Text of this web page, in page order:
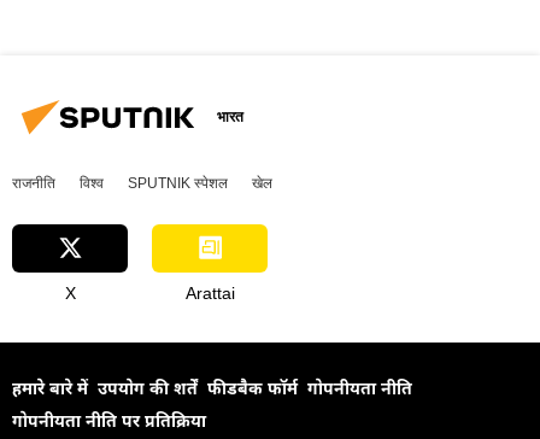
भारत
राजनीति विश्व SPUTNIK स्पेशल खेल
X Arattai
हमारे बारे में उपयोग की शर्तें फीडबैक फॉर्म गोपनीयता नीति
गोपनीयता नीति पर प्रतिक्रिया